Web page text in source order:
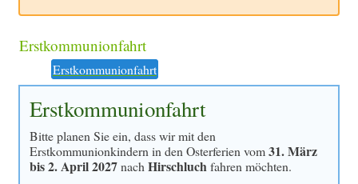
Erstkommunionfahrt
Erstkommunionfahrt
Erstkommunionfahrt
Bitte planen Sie ein, dass wir mit den
Erstkommunionkindern in den Osterferien vom31. März
bis 2. April 2027nachHirschluchfahren möchten.